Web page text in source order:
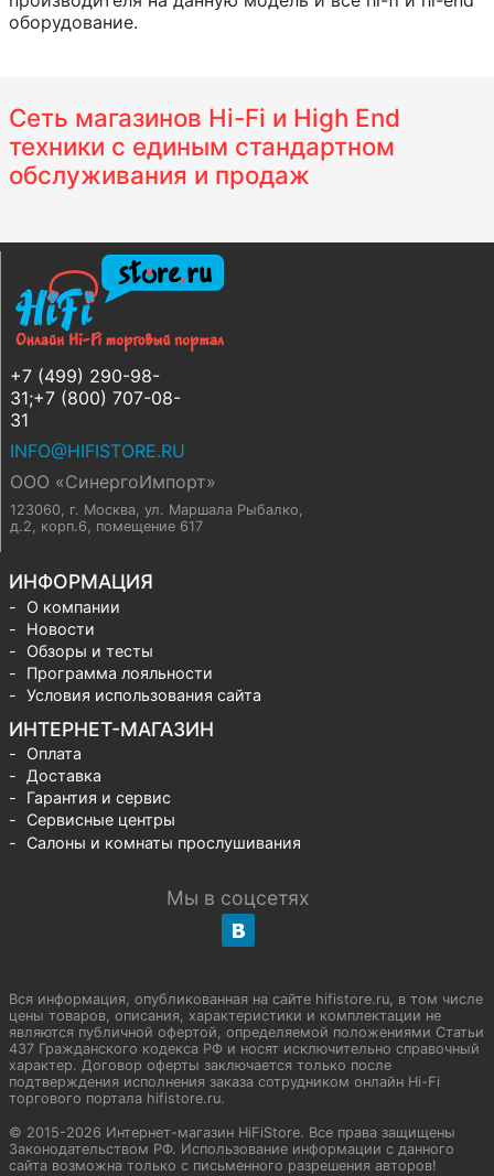
оборудование.
Сеть магазинов Hi-Fi и High End
техники с единым стандартном
обслуживания и продаж
+7 (499) 290-98-
31;+7 (800) 707-08-
31
INFO@HIFISTORE.RU
ООО «СинергоИмпорт»
123060, г. Москва, ул. Маршала Рыбалко,
д.2, корп.6, помещение 617
ИНФОРМАЦИЯ
О компании
Новости
Обзоры и тесты
Программа лояльности
Условия использования сайта
ИНТЕРНЕТ-МАГАЗИН
Оплата
Доставка
Гарантия и сервис
Сервисные центры
Салоны и комнаты прослушивания
Мы в соцсетях
Вся информация, опубликованная на сайте hifistore.ru, в том числе
цены товаров, описания, характеристики и комплектации не
являются публичной офертой, определяемой положениями Статьи
437 Гражданского кодекса РФ и носят исключительно справочный
характер. Договор оферты заключается только после
подтверждения исполнения заказа сотрудником онлайн Hi-Fi
торгового портала hifistore.ru.
© 2015-2026 Интернет-магазин HiFiStore. Все права защищены
Законодательством РФ. Использование информации с данного
сайта возможна только с письменного разрешения авторов!